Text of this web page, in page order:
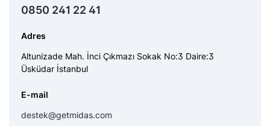
0850 241 22 41
Adres
Altunizade Mah. İnci Çıkmazı Sokak No:3 Daire:3
Üsküdar İstanbul
E-mail
destek@getmidas.com